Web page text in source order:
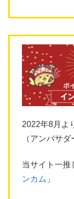
2022年8月よ
（アンバサ
当サイト一推
ンカム 」